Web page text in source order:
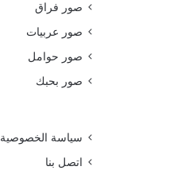
صور فراق
صور عربيات
صور حوامل
صور بحبك
سياسة الخصوصية
اتصل بنا